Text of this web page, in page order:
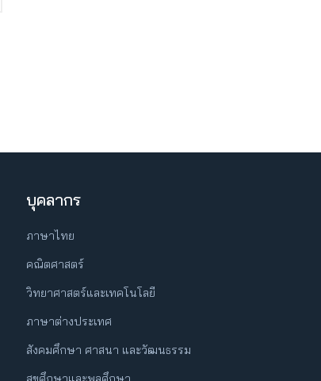
บุคลากร
ภาษาไทย
คณิตศาสตร์
วิทยาศาสตร์และเทคโนโลยี
ภาษาต่างประเทศ
สังคมศึกษา ศาสนา และวัฒนธรรม